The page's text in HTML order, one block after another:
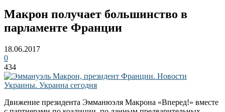
Макрон получает большинство в
парламенте Франции
18.06.2017
0
434
Движение президента Эмманюэля Макрона «Вперед!» вместе